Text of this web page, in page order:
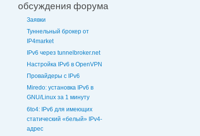
обсуждения форума
Заявки
Туннельный брокер от
IP4market
IPv6 через tunnelbroker.net
Настройка IPv6 в OpenVPN
Провайдеры с IPv6
Miredo: установка IPv6 в
GNU/Linux за 1 минуту
6to4: IPv6 для имеющих
статический «белый» IPv4-
адрес